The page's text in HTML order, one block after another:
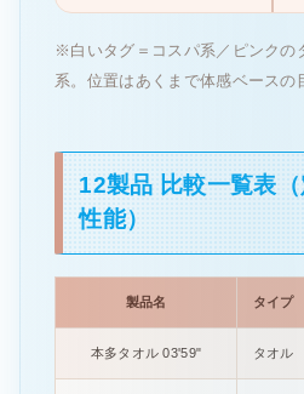
※白いタグ＝コスパ系／ピンクの
系。位置はあくまで体感ベースの
12製品 比較一覧表（
性能）
製品名 タイプ
本多タオル 03'59" タオル